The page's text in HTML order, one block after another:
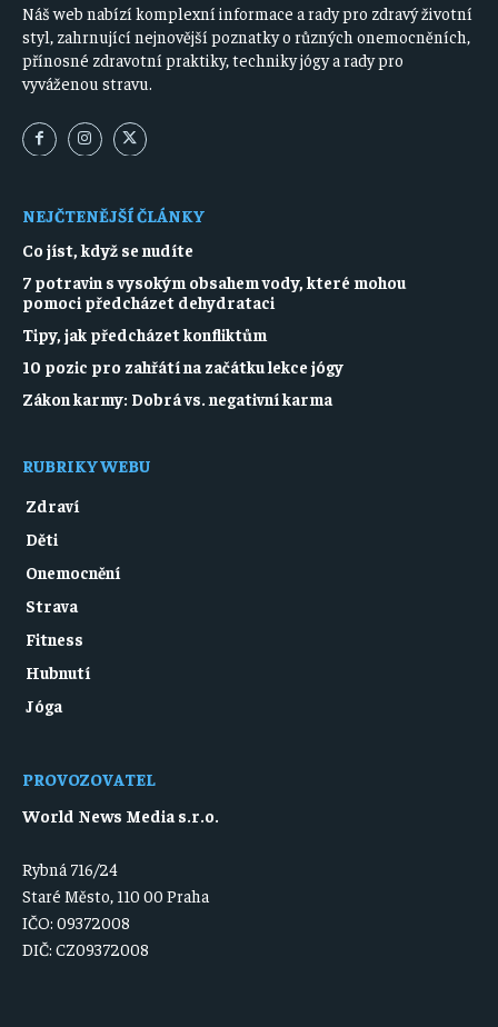
Náš web nabízí komplexní informace a rady pro zdravý životní
styl, zahrnující nejnovější poznatky o různých onemocněních,
přínosné zdravotní praktiky, techniky jógy a rady pro
vyváženou stravu.
NEJČTENĚJŠÍ ČLÁNKY
Co jíst, když se nudíte
7 potravin s vysokým obsahem vody, které mohou
pomoci předcházet dehydrataci
Tipy, jak předcházet konfliktům
10 pozic pro zahřátí na začátku lekce jógy
Zákon karmy: Dobrá vs. negativní karma
RUBRIKY WEBU
Zdraví
Děti
Onemocnění
Strava
Fitness
Hubnutí
Jóga
PROVOZOVATEL
World News Media s.r.o.
Rybná 716/24
Staré Město, 110 00 Praha
IČO: 09372008
DIČ: CZ09372008